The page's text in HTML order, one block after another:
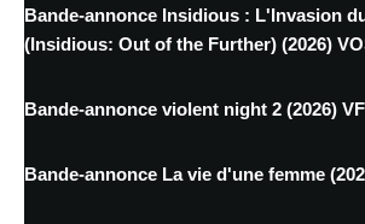
Bande-annonce Insidious : L'Invasion
(Insidious: Out of the Further) (2026)
Bande-annonce violent night 2 (2026) VF
Bande-annonce La vie d'une femme